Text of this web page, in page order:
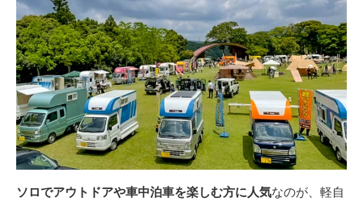
ソロでアウトドアや車中泊車を楽しむ方に人気なのが、軽自